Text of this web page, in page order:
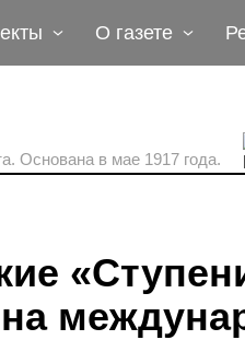
О газете
Основана в мае 1917 года.
на